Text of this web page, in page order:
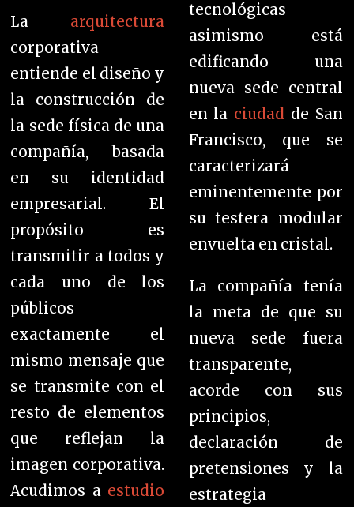
La arquitectura
corporativa
entiende el diseño y
la construcción de
la sede física de una
compañía, basada
en su identidad
empresarial. El
propósito es
transmitir a todos y
cada uno de los
públicos
exactamente el
mismo mensaje que
se transmite con el
resto de elementos
que reflejan la
imagen corporativa.
Acudimos a estudio
tecnológicas
asimismo está
edificando una
nueva sede central
en la ciudadde San
Francisco, que se
caracterizará
eminentemente por
su testera modular
envuelta en cristal.
La compañía tenía
la meta de que su
nueva sede fuera
transparente,
acorde con sus
principios,
declaración de
pretensiones y la
estrategia